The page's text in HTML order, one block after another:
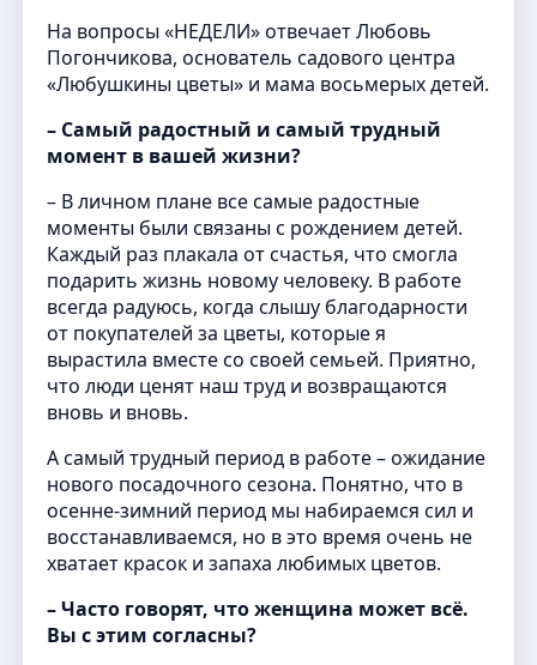
На вопросы «НЕДЕЛИ» отвечает Любовь
Погончикова, основатель садового центра
«Любушкины цветы» и мама восьмерых детей.
– Самый радостный и самый трудный
момент в вашей жизни?
– В личном плане все самые радостные
моменты были связаны с рождением детей.
Каждый раз плакала от счастья, что смогла
подарить жизнь новому человеку. В работе
всегда радуюсь, когда слышу благодарности
от покупателей за цветы, которые я
вырастила вместе со своей семьей. Приятно,
что люди ценят наш труд и возвращаются
вновь и вновь.
А самый трудный период в работе – ожидание
нового посадочного сезона. Понятно, что в
осенне-зимний период мы набираемся сил и
восстанавливаемся, но в это время очень не
хватает красок и запаха любимых цветов.
– Часто говорят, что женщина может всё.
Вы с этим согласны?